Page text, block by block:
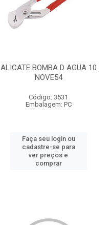
ALICATE BOMBA D AGUA 10
NOVE54
Código: 3531
Embalagem: PC
Faça seu login ou
cadastre-se para
ver preços e
comprar